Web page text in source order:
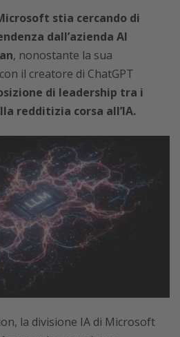
stia cercando di
dall’azienda AI
, nonostante la sua
il creatore di ChatGPT
di leadership tra i
redditizia corsa all’IA.
la divisione IA di Microsoft